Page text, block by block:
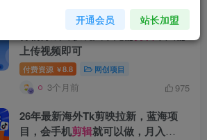
961
上传视频即可
付费资源 ￥8.8 网创项目
3个月前 975
26年最新海外Tk剪映拉新，蓝海项
目，会手机剪辑就可以做，月入
开通会员 站长加盟